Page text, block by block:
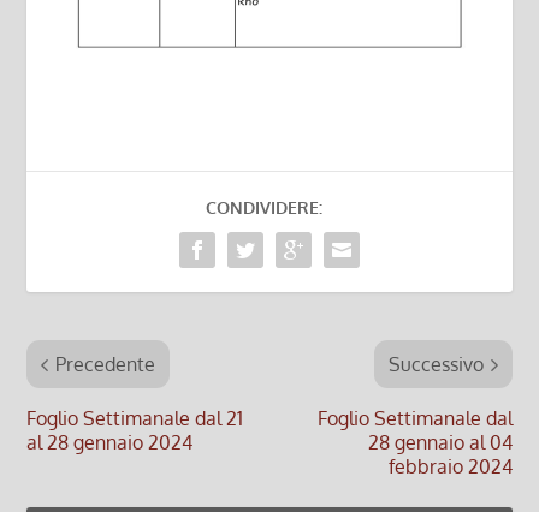
CONDIVIDERE:
Precedente
Foglio Settimanale dal 21
al 28 gennaio 2024
Successivo
Foglio Settimanale dal
28 gennaio al 04
febbraio 2024